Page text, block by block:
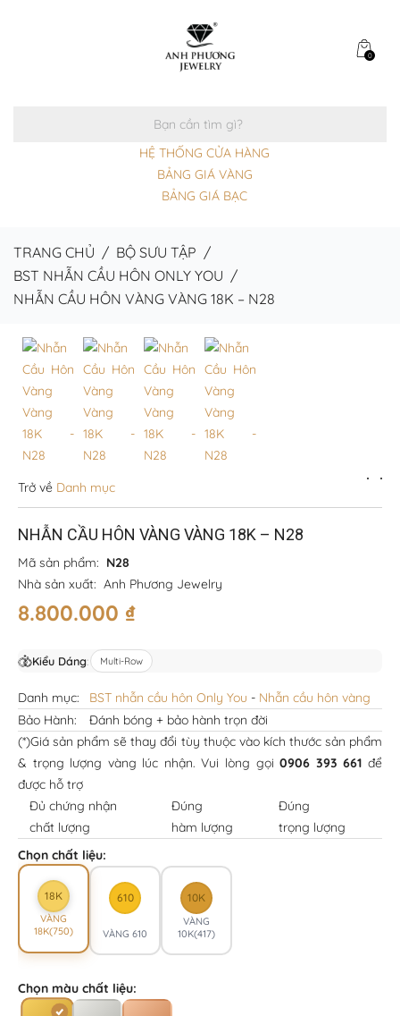
0
HỆ THỐNG CỬA HÀNG
BẢNG GIÁ VÀNG
BẢNG GIÁ BẠC
TRANG CHỦ / BỘ SƯU TẬP /
BST NHẪN CẦU HÔN ONLY YOU /
NHẪN CẦU HÔN VÀNG VÀNG 18K – N28
Trở về Danh mục
NHẪN CẦU HÔN VÀNG VÀNG 18K – N28
Mã sản phẩm: N28
Nhà sản xuất: Anh Phương Jewelry
8.800.000 ₫
Kiểu Dáng: Multi-Row
Danh mục: BST nhẫn cầu hôn Only You - Nhẫn cầu hôn vàng
Bảo Hành:
Đánh bóng + bảo hành trọn đời
(*)Giá sản phẩm sẽ thay đổi tùy thuộc vào kích thước sản phẩm
& trọng lượng vàng lúc nhận. Vui lòng gọi0906 393 661 để
được hỗ trợ
Đủ chứng nhận
chất lượng
Đúng
hàm lượng
Đúng
trọng lượng
Chọn chất liệu:
18K
VÀNG
18K(750)
610
VÀNG 610
10K
VÀNG
10K(417)
Chọn màu chất liệu: